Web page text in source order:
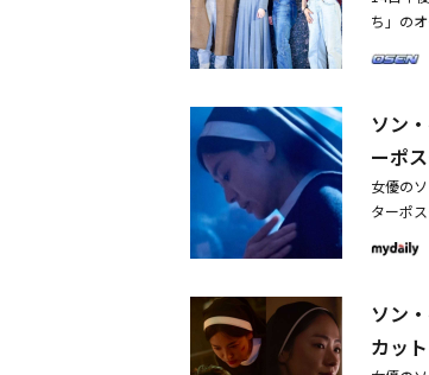
ち」の
リース
で、予
映像と
カットを
ソン
ーポ
女優の
ターポ
たオー
ラもま
念を感
「苦し
ソン
カッ